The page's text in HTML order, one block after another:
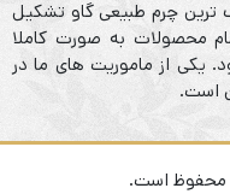
ترین چرم طبیعی گاو تشکیل
محصولات به صورت کاملا
یکی از ماموریت های ما در
است.
محفوظ است.